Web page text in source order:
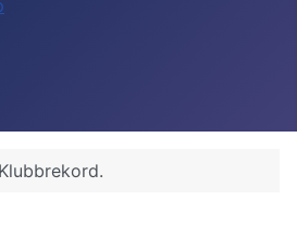
Klubbrekord.